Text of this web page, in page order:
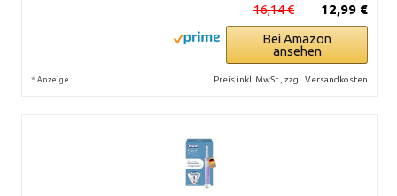
12,99 €
16,14 €
Bei Amazon
ansehen
* Anzeige Preis inkl. MwSt., zzgl. Versandkosten